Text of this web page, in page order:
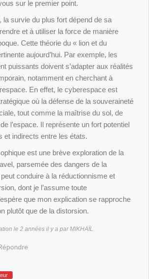
compréhension du beau :
théorie de Kant.
sur le premier point.
la survie du plus fort dépend de sa
et à utiliser la force de manière
Cette théorie du « lion et du
aujourd’hui. Par exemple, les
puissants doivent s’adapter aux réalités
notamment en cherchant à
En effet, le cyberespace est
où la défense de la souveraineté
tout comme la maîtrise du sol, de
l’espace. Il représente un fort potentiel
et indirects entre les états.
est une brève exploration de la
parsemée des dangers de la
conduire à la réductionnisme et
dont je l’assume toute
que mon explication se rapproche
plutôt que de la distorsion.
le 2 années il y a par MIKHAÏL